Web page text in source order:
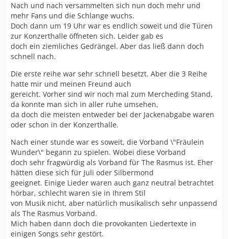
Nach und nach versammelten sich nun doch mehr und
mehr Fans und die Schlange wuchs.
Doch dann um 19 Uhr war es endlich soweit und die Türen
zur Konzerthalle öffneten sich. Leider gab es
doch ein ziemliches Gedrängel. Aber das ließ dann doch
schnell nach.
Die erste reihe war sehr schnell besetzt. Aber die 3 Reihe
hatte mir und meinen Freund auch
gereicht. Vorher sind wir noch mal zum Mercheding Stand,
da konnte man sich in aller ruhe umsehen,
da doch die meisten entweder bei der Jackenabgabe waren
oder schon in der Konzerthalle.
Nach einer stunde war es soweit, die Vorband \"Fräulein
Wunder\" begann zu spielen. Wobei diese Vorband
doch sehr fragwürdig als Vorband für The Rasmus ist. Eher
hätten diese sich für Juli oder Silbermond
geeignet. Einige Lieder waren auch ganz neutral betrachtet
hörbar, schlecht waren sie in Ihrem Stil
von Musik nicht, aber natürlich musikalisch sehr unpassend
als The Rasmus Vorband.
Mich haben dann doch die provokanten Liedertexte in
einigen Songs sehr gestört.